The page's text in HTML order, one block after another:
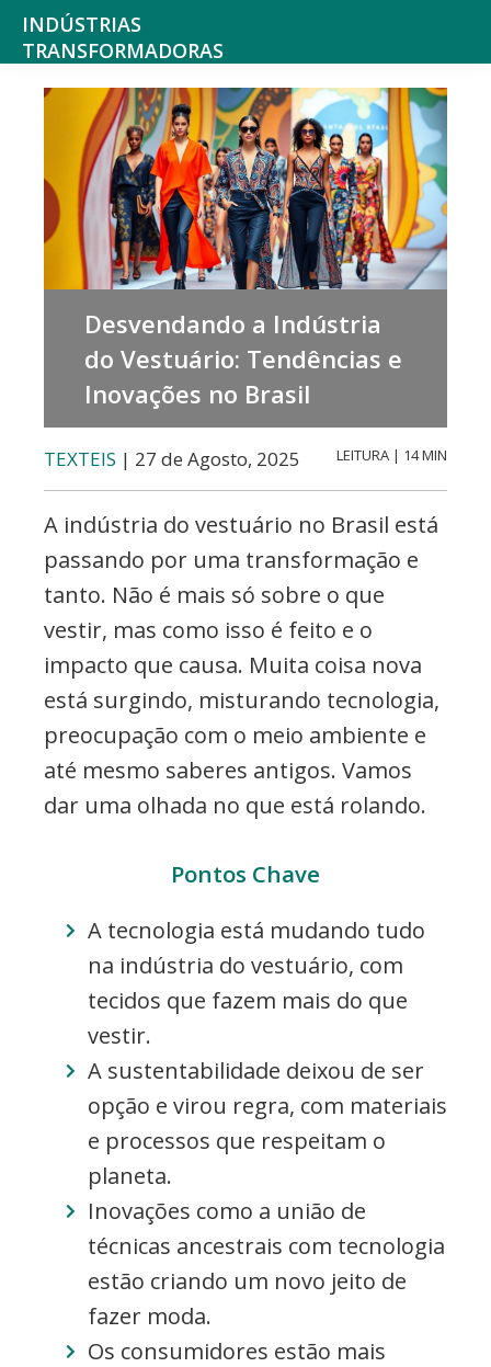
Saltar
para
principal
Skip
main
INDÚSTRIAS
TRANSFORMADORAS
Indústrias
alimentares,
bebidas,
tabaco,
texteis,
produtos
químicos
farmacêuticos
mobiliário
colchões,
Desvendando a Indústria
do Vestuário: Tendências e
Inovações no Brasil
TEXTEIS | 27 de Agosto, 2025 LEITURA | 14 MIN
A indústria do vestuário no Brasil está
passando por uma transformação e
tanto. Não é mais só sobre o que
vestir, mas como isso é feito e o
impacto que causa. Muita coisa nova
está surgindo, misturando tecnologia,
preocupação com o meio ambiente e
até mesmo saberes antigos. Vamos
dar uma olhada no que está rolando.
Pontos Chave
A tecnologia está mudando tudo
na indústria do vestuário, com
tecidos que fazem mais do que
vestir.
A sustentabilidade deixou de ser
opção e virou regra, com materiais
e processos que respeitam o
planeta.
Inovações como a união de
técnicas ancestrais com tecnologia
estão criando um novo jeito de
fazer moda.
Os consumidores estão mais